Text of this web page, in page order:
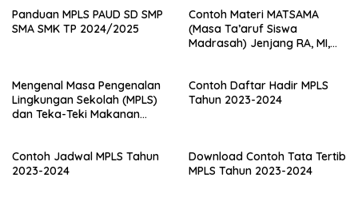
Panduan MPLS PAUD SD SMP
SMA SMK TP 2024/2025
Contoh Materi MATSAMA
(Masa Ta’aruf Siswa
Madrasah) Jenjang RA, MI,
Mengenal Masa Pengenalan
Lingkungan Sekolah (MPLS)
dan Teka-Teki Makanan
Contoh Daftar Hadir MPLS
Tahun 2023-2024
Contoh Jadwal MPLS Tahun
2023-2024
Download Contoh Tata Tertib
MPLS Tahun 2023-2024